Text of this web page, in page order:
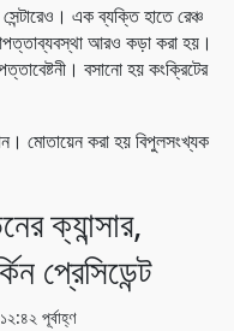
সেন্টারেও। এক ব্যক্তি হাতে রেঞ্চ
আরও কড়া করা হয়।
বসানো হয় কংক্রিটের
মোতায়েন করা হয় বিপুলসংখ্যক
ক্যান্সার,
প্রেসিডেন্ট
পূর্বাহ্ণ